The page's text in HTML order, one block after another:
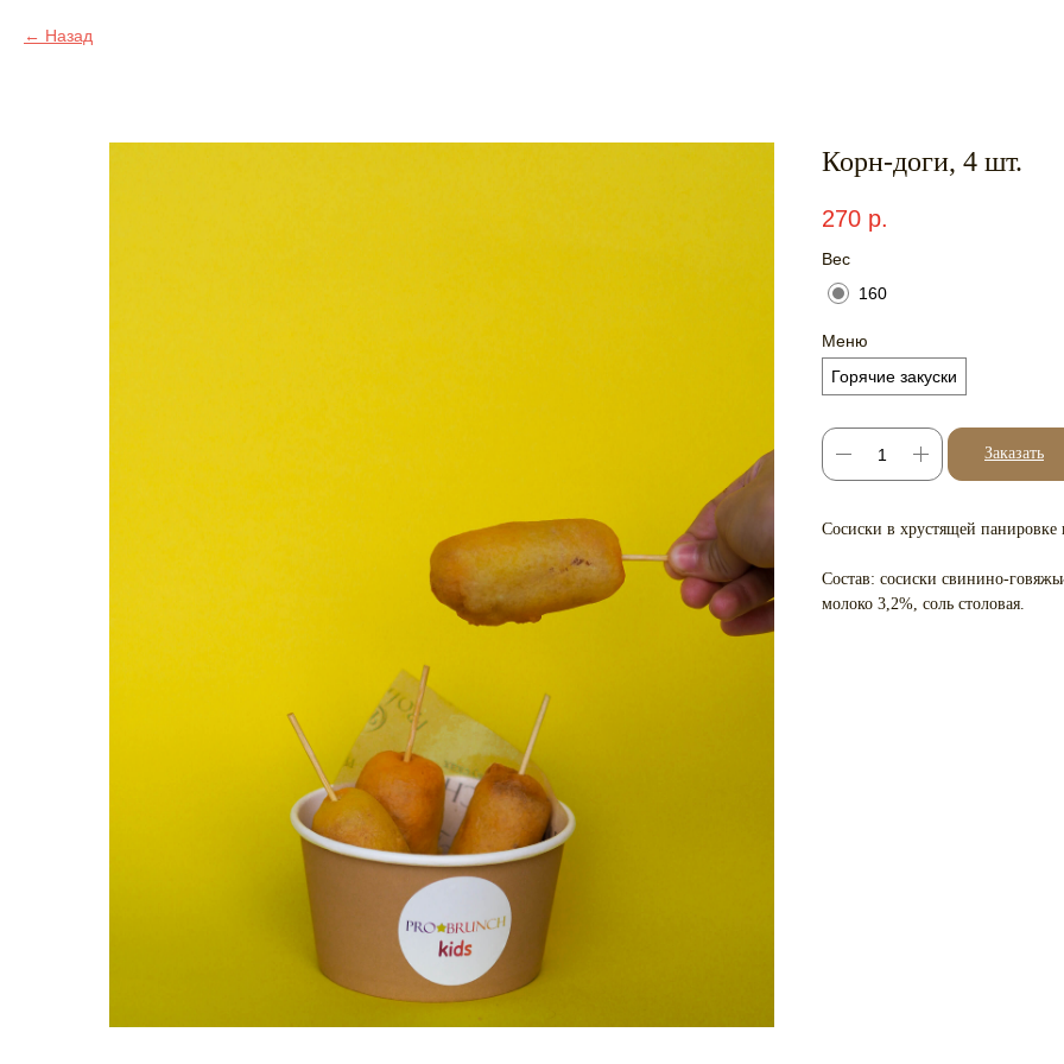
Назад
Корн-доги, 4 шт.
270 р.
Вес
160
Меню
Горячие закуски
Заказать
Сосиски в хрустящей
Состав: сосиски свинино-
молоко 3,2%, соль столовая.